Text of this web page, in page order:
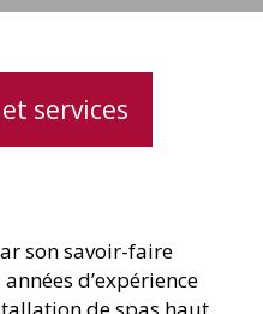
services
son savoir-faire
d’expérience